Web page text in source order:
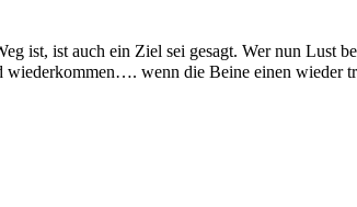
ist, ist auch ein Ziel sei gesagt. Wer nun Lust
wiederkommen…. wenn die Beine einen wieder